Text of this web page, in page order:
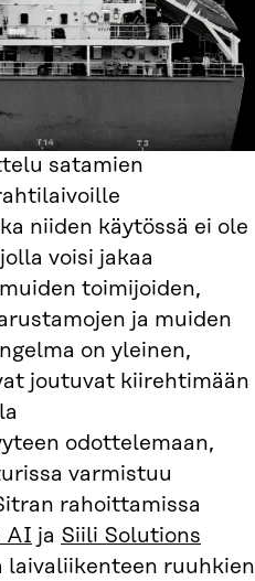
satamien
niiden käytössä ei ole
voisi jakaa
toimijoiden,
ja muiden
on yleinen,
joutuvat kiirehtimään
odottelemaan,
varmistuu
rahoittamissa
AI ja Siili Solutions
laivaliikenteen ruuhkien